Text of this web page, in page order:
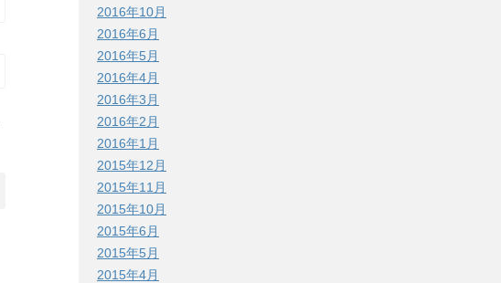
2016年10月
2016年6月
2016年5月
2016年4月
2016年3月
2016年2月
2016年1月
2015年12月
2015年11月
2015年10月
2015年6月
2015年5月
2015年4月